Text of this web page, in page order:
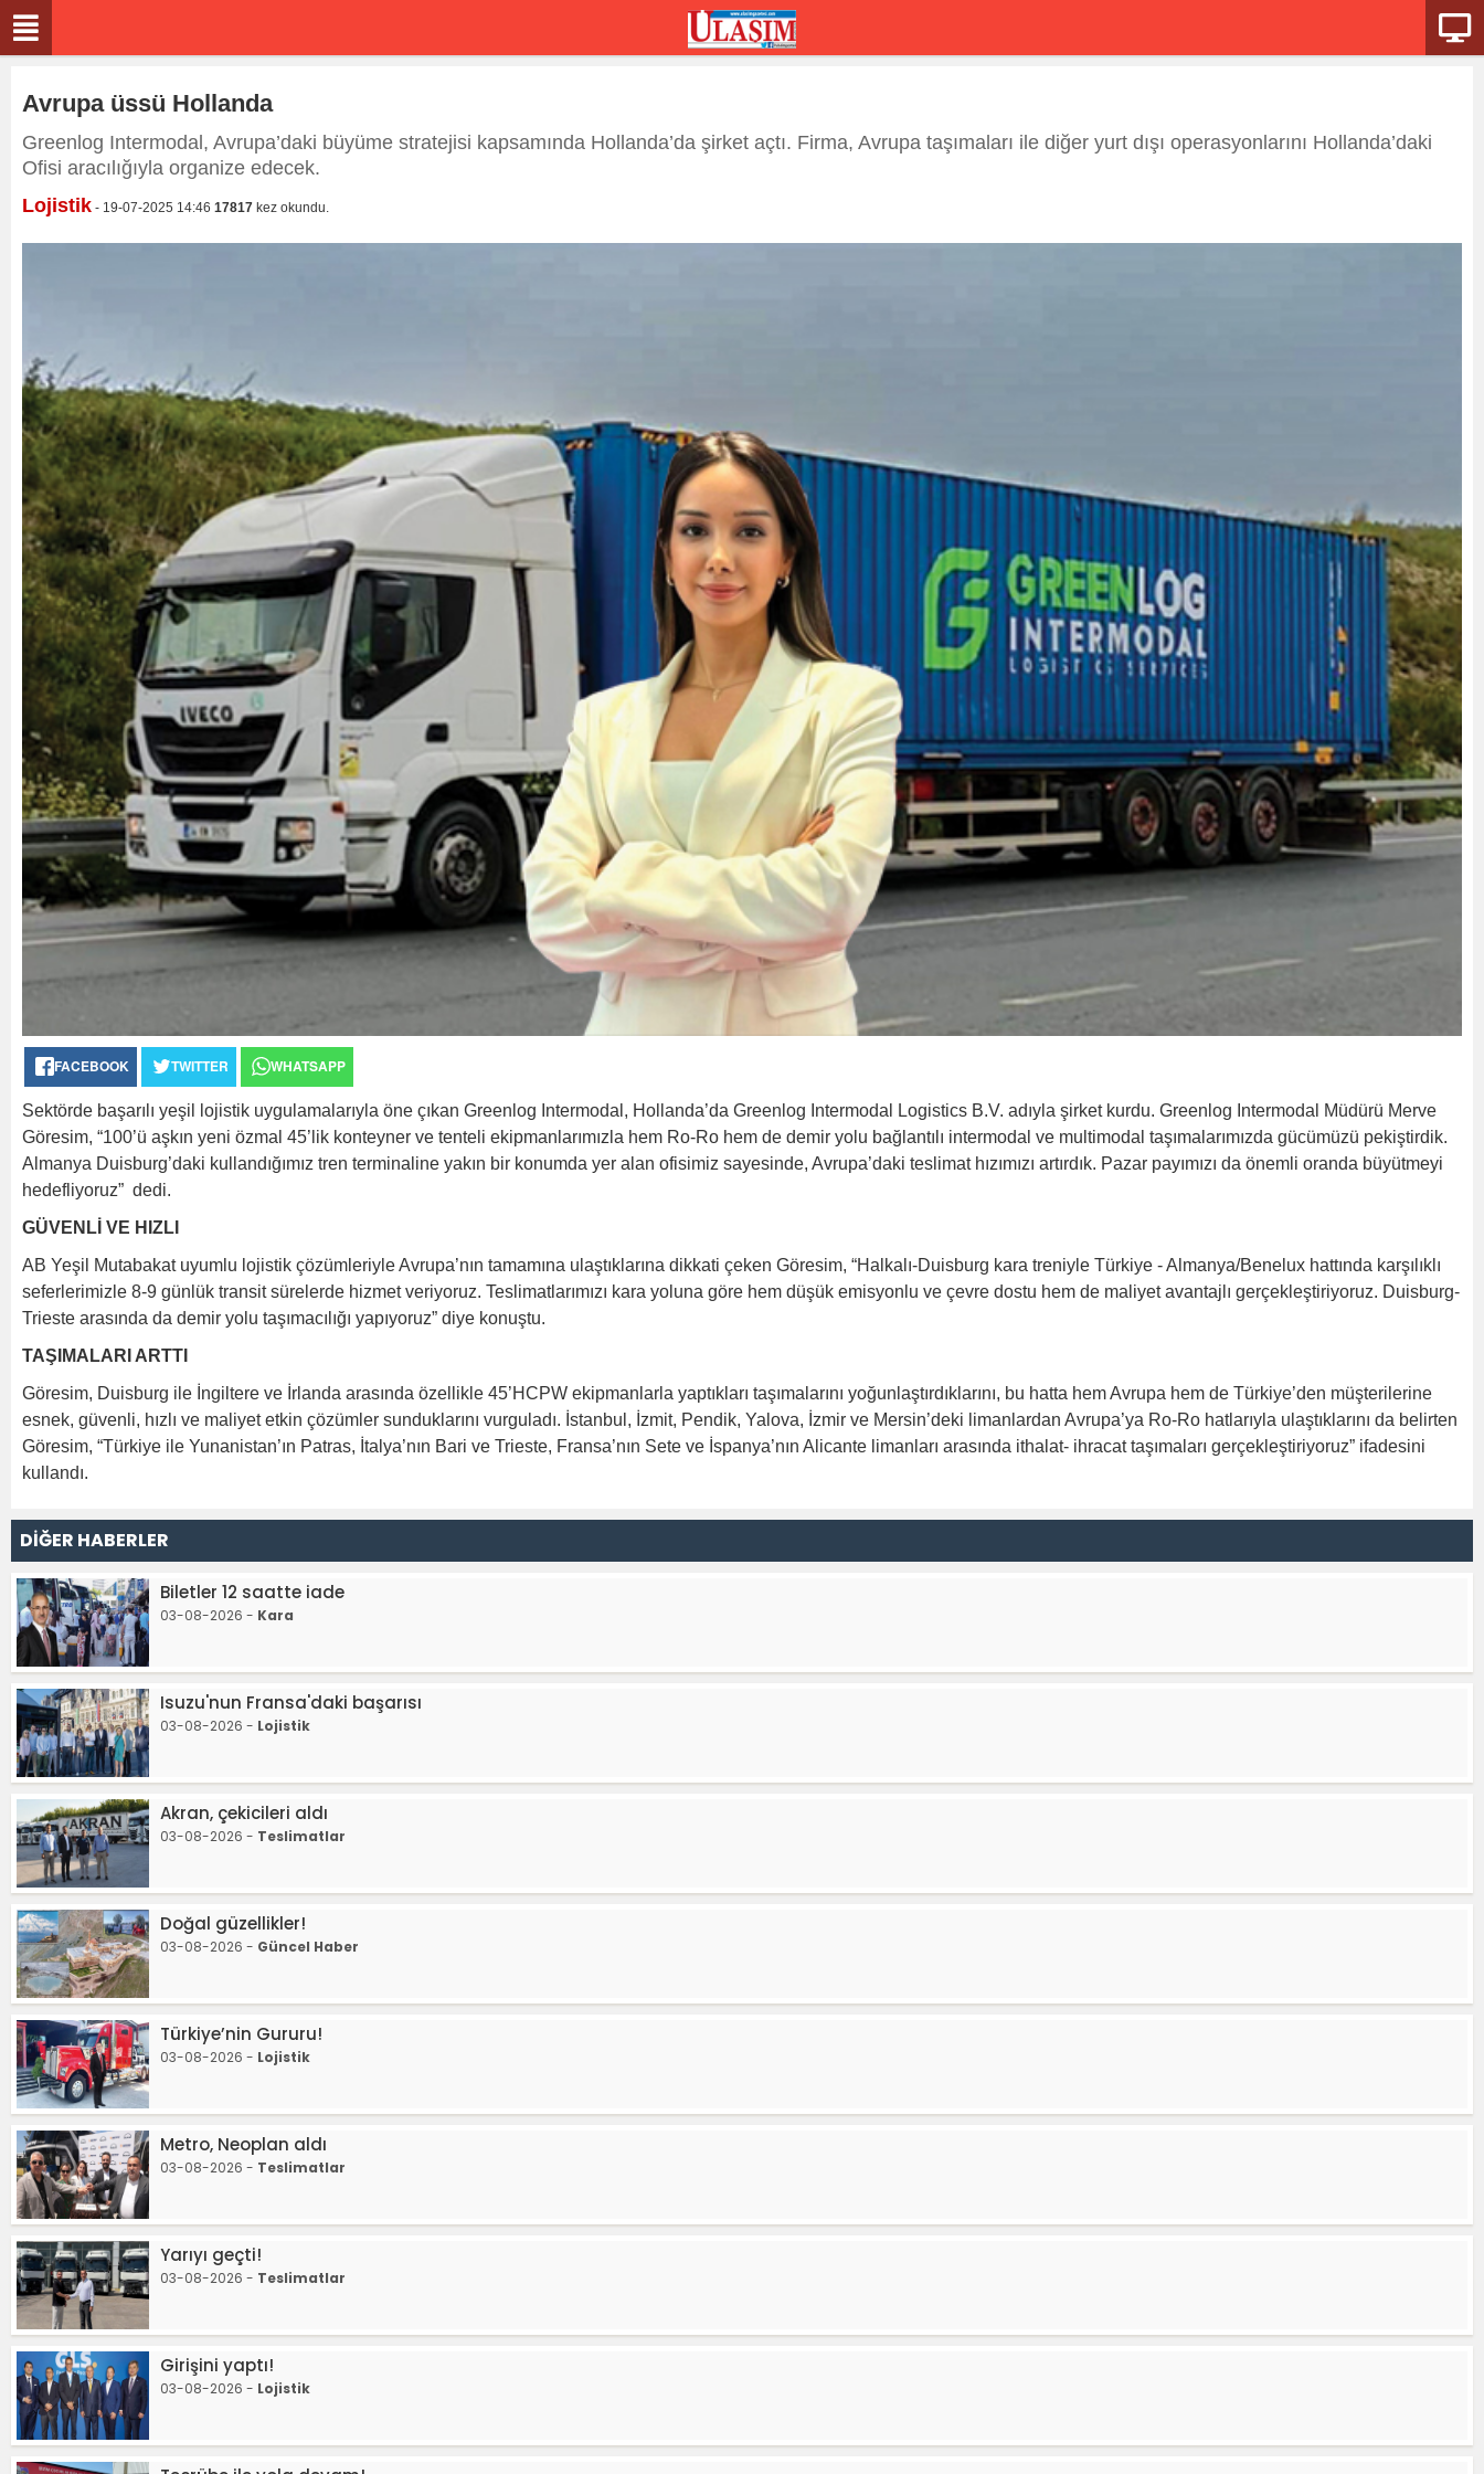
Avrupa üssü Hollanda
Greenlog Intermodal, Avrupa’daki büyüme stratejisi kapsamında Hollanda’da şirket açtı. Firma, Avrupa taşımaları ile diğer yurt dışı operasyonlarını Hollanda’daki
Ofisi aracılığıyla organize edecek.
Lojistik - 19-07-2025 14:46 17817 kez okundu.
FACEBOOK TWITTER WHATSAPP
Sektörde başarılı yeşil lojistik uygulamalarıyla öne çıkan Greenlog Intermodal, Hollanda’da Greenlog Intermodal Logistics B.V. adıyla şirket kurdu. Greenlog Intermodal Müdürü Merve
Göresim, “100’ü aşkın yeni özmal 45’lik konteyner ve tenteli ekipmanlarımızla hem Ro-Ro hem de demir yolu bağlantılı intermodal ve multimodal taşımalarımızda gücümüzü pekiştirdik.
Almanya Duisburg’daki kullandığımız tren terminaline yakın bir konumda yer alan ofisimiz sayesinde, Avrupa’daki teslimat hızımızı artırdık. Pazar payımızı da önemli oranda büyütmeyi
hedefliyoruz” dedi.
GÜVENLİ VE HIZLI
AB Yeşil Mutabakat uyumlu lojistik çözümleriyle Avrupa’nın tamamına ulaştıklarına dikkati çeken Göresim, “Halkalı-Duisburg kara treniyle Türkiye - Almanya/Benelux hattında karşılıklı
seferlerimizle 8-9 günlük transit sürelerde hizmet veriyoruz. Teslimatlarımızı kara yoluna göre hem düşük emisyonlu ve çevre dostu hem de maliyet avantajlı gerçekleştiriyoruz. Duisburg-
Trieste arasında da demir yolu taşımacılığı yapıyoruz” diye konuştu.
TAŞIMALARI ARTTI
Göresim, Duisburg ile İngiltere ve İrlanda arasında özellikle 45’HCPW ekipmanlarla yaptıkları taşımalarını yoğunlaştırdıklarını, bu hatta hem Avrupa hem de Türkiye’den müşterilerine
esnek, güvenli, hızlı ve maliyet etkin çözümler sunduklarını vurguladı. İstanbul, İzmit, Pendik, Yalova, İzmir ve Mersin’deki limanlardan Avrupa’ya Ro-Ro hatlarıyla ulaştıklarını da belirten
Göresim, “Türkiye ile Yunanistan’ın Patras, İtalya’nın Bari ve Trieste, Fransa’nın Sete ve İspanya’nın Alicante limanları arasında ithalat- ihracat taşımaları gerçekleştiriyoruz” ifadesini
kullandı.
DİĞER HABERLER
Biletler 12 saatte iade
03-08-2026 - Kara
Isuzu'nun Fransa'daki başarısı
03-08-2026 - Lojistik
Akran, çekicileri aldı
03-08-2026 - Teslimatlar
Doğal güzellikler!
03-08-2026 - Güncel Haber
Türkiye’nin Gururu!
03-08-2026 - Lojistik
Metro, Neoplan aldı
03-08-2026 - Teslimatlar
Yarıyı geçti!
03-08-2026 - Teslimatlar
Girişini yaptı!
03-08-2026 - Lojistik